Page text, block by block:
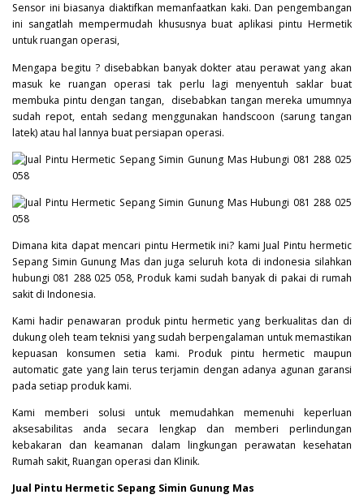
Sensor ini biasanya diaktifkan memanfaatkan kaki. Dan pengembangan
ini sangatlah mempermudah khususnya buat aplikasi pintu Hermetik
untuk ruangan operasi,
Mengapa begitu ? disebabkan banyak dokter atau perawat yang akan
masuk ke ruangan operasi tak perlu lagi menyentuh saklar buat
membuka pintu dengan tangan, disebabkan tangan mereka umumnya
sudah repot, entah sedang menggunakan handscoon (sarung tangan
latek) atau hal lannya buat persiapan operasi.
Dimana kita dapat mencari pintu Hermetik ini? kami Jual Pintu hermetic
Sepang Simin Gunung Mas dan juga seluruh kota di indonesia silahkan
hubungi 081 288 025 058, Produk kami sudah banyak di pakai di rumah
sakit di Indonesia.
Kami hadir penawaran produk pintu hermetic yang berkualitas dan di
dukung oleh team teknisi yang sudah berpengalaman untuk memastikan
kepuasan konsumen setia kami. Produk pintu hermetic maupun
automatic gate yang lain terus terjamin dengan adanya agunan garansi
pada setiap produk kami.
Kami memberi solusi untuk memudahkan memenuhi keperluan
aksesabilitas anda secara lengkap dan memberi perlindungan
kebakaran dan keamanan dalam lingkungan perawatan kesehatan
Rumah sakit, Ruangan operasi dan Klinik.
Jual Pintu Hermetic Sepang Simin Gunung Mas